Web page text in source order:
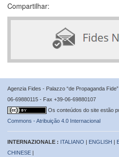
Compartilhar:
Agenzia Fides - Palazzo “de Propaganda
06-69880115 - Fax +39-06-69880107
Os conteúdos do site estão
Commons - Atribuição 4.0 Internacional
INTERNAZIONALE : ITALIANO | ENGLISH |
CHINESE |